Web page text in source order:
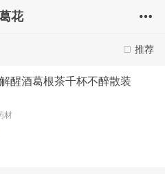
花
推荐
醒酒葛根茶千杯不醉散装
材